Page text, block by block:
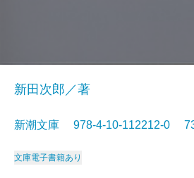
新田次郎／著
新潮文庫 978-4-10-112212-0
文庫電子書籍あり